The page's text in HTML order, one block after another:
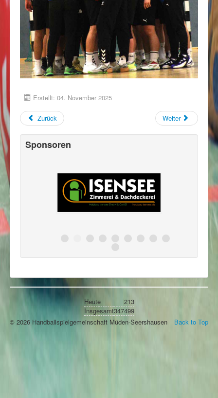
Erstellt: 04. November 2025
Zurück Weiter
Sponsoren
Heute
213
Insgesamt347499
Back to Top
© 2026 Handballspielgemeinschaft Müden-Seershausen